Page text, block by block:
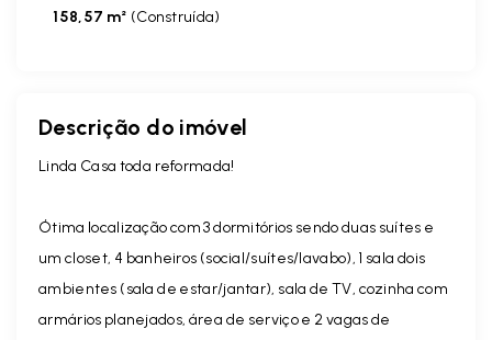
158,57 m² (Construída)
Descrição do imóvel
Linda Casa toda reformada!
Ótima localização com 3 dormitórios sendo duas suítes e
um closet, 4 banheiros (social/suítes/lavabo), 1 sala dois
ambientes (sala de estar/jantar), sala de TV, cozinha com
armários planejados, área de serviço e 2 vagas de